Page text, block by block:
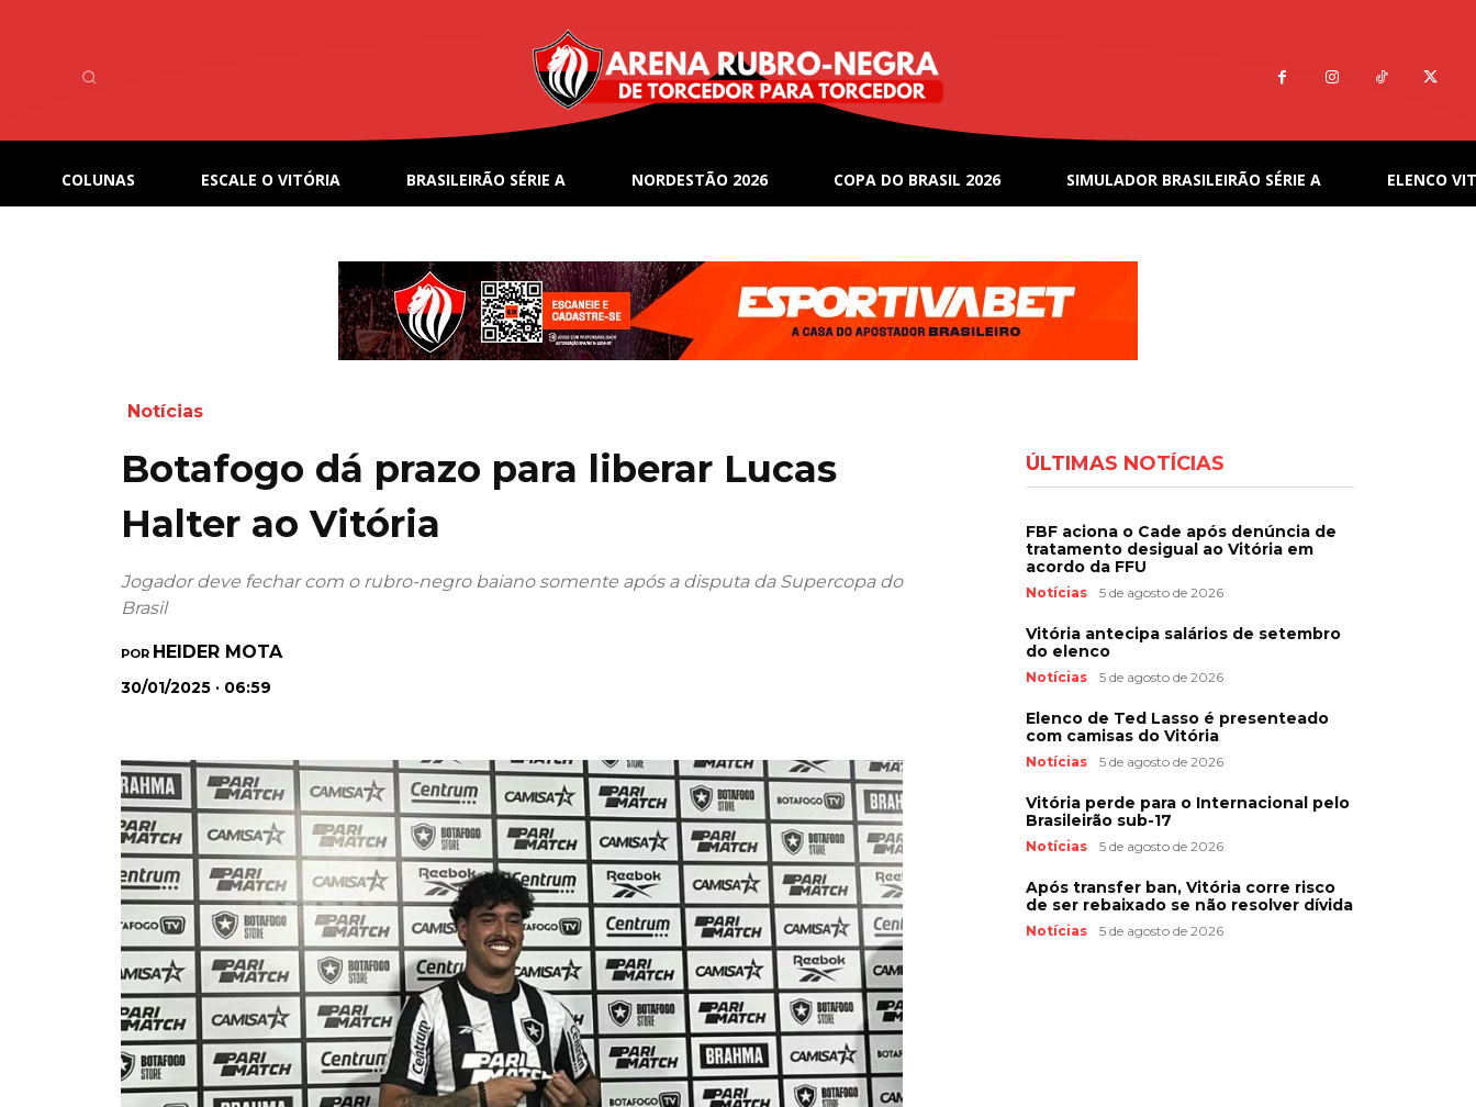
COLUNAS ESCALE O VITÓRIA BRASILEIRÃO SÉRIE A NORDESTÃO 2026 COPA DO BRASIL 2026 SIMULADOR BRASILEIRÃO SÉRIE A ELENCO
Notícias
Botafogo dá prazo para liberar Lucas
Halter ao Vitória
Jogador deve fechar com o rubro-negro baiano somente após a disputa da Supercopa do
Brasil
POR HEIDER MOTA
30/01/2025 · 06:59
ÚLTIMAS NOTÍCIAS
FBF aciona o Cade após denúncia de
tratamento desigual ao Vitória em
acordo da FFU
Notícias 5 de agosto de 2026
Vitória antecipa salários de setembro
do elenco
Notícias 5 de agosto de 2026
Elenco de Ted Lasso é presenteado
com camisas do Vitória
Notícias 5 de agosto de 2026
Vitória perde para o Internacional pelo
Brasileirão sub-17
Notícias 5 de agosto de 2026
Após transfer ban, Vitória corre risco
de ser rebaixado se não resolver dívida
Notícias 5 de agosto de 2026